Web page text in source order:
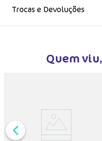
Trocas e Devoluções
Quem